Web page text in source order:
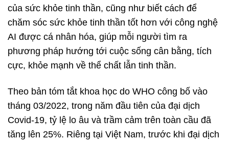
của sức khỏe tinh thần, cũng như biết cách để
chăm sóc sức khỏe tinh thần tốt hơn với công nghệ
AI được cá nhân hóa, giúp mỗi người tìm ra
phương pháp hướng tới cuộc sống cân bằng, tích
cực, khỏe mạnh về thể chất lẫn tinh thần.
Theo bản tóm tắt khoa học do WHO công bố vào
tháng 03/2022, trong năm đầu tiên của đại dịch
Covid-19, tỷ lệ lo âu và trầm cảm trên toàn cầu đã
tăng lên 25%. Riêng tại Việt Nam, trước khi đại dịch